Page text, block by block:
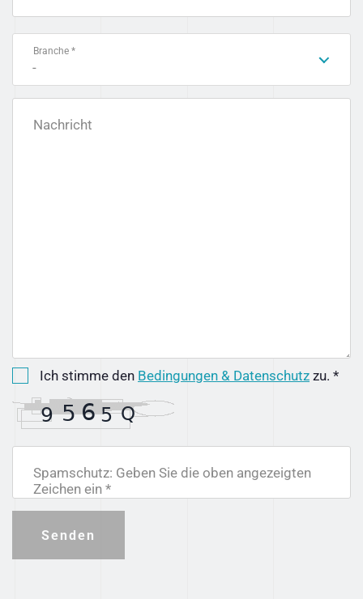
Branche *
-
Nachricht
Ich stimme den Bedingungen & Datenschutz zu. *
Spamschutz: Geben Sie die oben angezeigten
Zeichen ein *
Senden